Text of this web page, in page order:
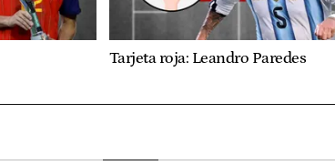
Tarjeta roja: Leandro Paredes